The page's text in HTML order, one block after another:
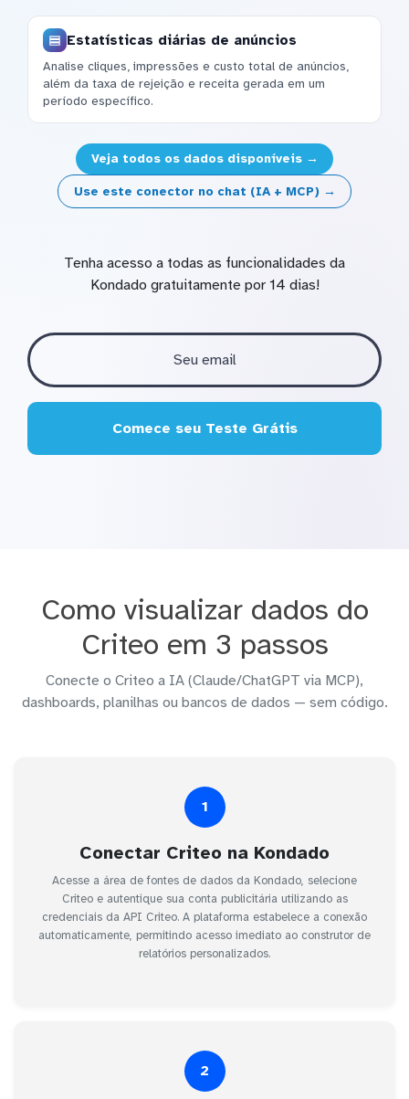
Estatísticas diárias de anúncios
Analise cliques, impressões e custo total de anúncios,
além da taxa de rejeição e receita gerada em um
período específico.
Veja todos os dados disponíveis →
Use este conector no chat (IA + MCP) →
Tenha acesso a todas as funcionalidades da
Kondado gratuitamente por 14 dias!
Comece seu Teste Grátis
Como visualizar dados do
Criteo em 3 passos
Conecte o Criteo a IA (Claude/ChatGPT via MCP),
dashboards, planilhas ou bancos de dados — sem código.
1
Conectar Criteo na Kondado
Acesse a área de fontes de dados da Kondado, selecione
Criteo e autentique sua conta publicitária utilizando as
credenciais da API Criteo. A plataforma estabelece a conexão
automaticamente, permitindo acesso imediato ao construtor de
relatórios personalizados.
2